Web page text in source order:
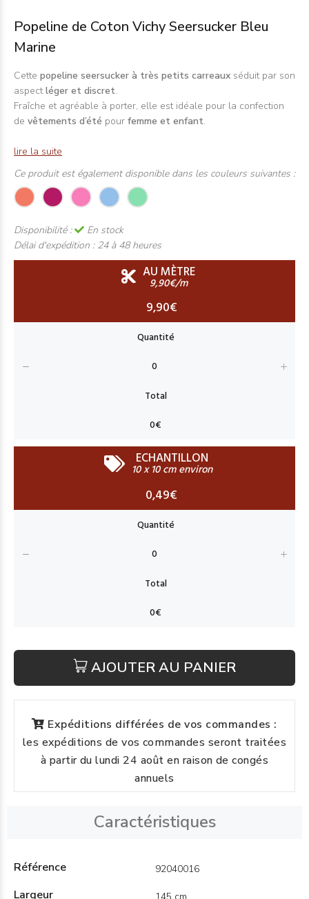
Popeline de Coton Vichy Seersucker Bleu
Marine
Cette popeline seersucker à très petits carreaux séduit par son
aspectléger et discret.
Fraîche et agréable à porter, elle est idéale pour la confection
de vêtements d’été pour femme et enfant.
lire la suite
Ce produit est également disponible dans les couleurs suivantes :
Disponibilité :
En stock
Délai d'expédition : 24 à 48 heures
AU MÈTRE
9,90€/m
9,90€
ECHANTILLON
10 x 10 cm environ
0,49€
AJOUTER AU PANIER
Expéditions différées de vos commandes :
les expéditions de vos commandes seront traitées
à partir du lundi 24 août en raison de congés
annuels
Caractéristiques
Référence 92040016
Largeur